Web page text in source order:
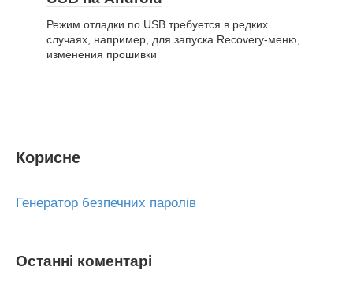
Режим отладки по USB требуется в редких
случаях, например, для запуска Recovery-меню,
изменения прошивки
Корисне
Генератор безпечних паролів
Останні коментарі